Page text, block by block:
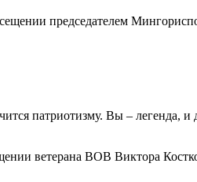
председателем
патриотизму. Вы – легенда, и
ветерана ВОВ Виктора